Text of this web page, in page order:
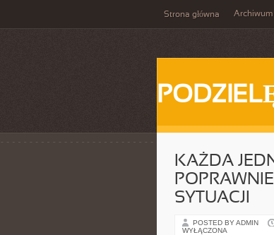
Strona główna Archiwum
KAŻDA
SYTUACJI
POSTED BY ADMIN
WYŁĄCZONA